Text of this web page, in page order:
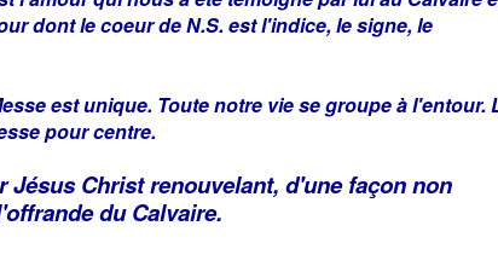
dont le coeur de N.S. est l'indice, le signe, le
est unique. Toute notre vie se groupe à l'entour.
pour centre.
Jésus Christ renouvelant, d'une façon non
du Calvaire.